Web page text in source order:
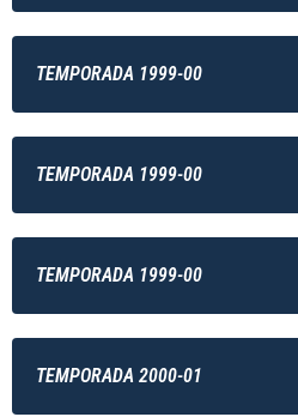
TEMPORADA 1999-00
TEMPORADA 1999-00
TEMPORADA 1999-00
TEMPORADA 2000-01